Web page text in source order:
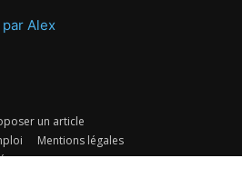
Alex
un article
Mentions légales